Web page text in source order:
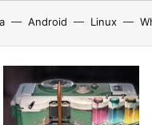
Android Linux